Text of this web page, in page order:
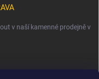
v naší kamenné prodejně v